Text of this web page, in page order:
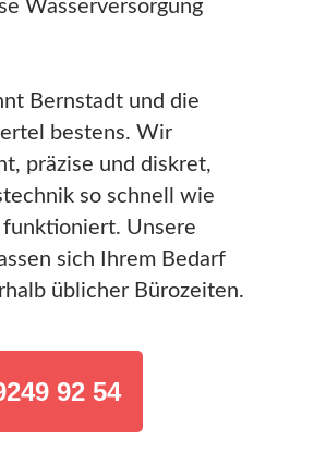
Wasserversorgung
Bernstadt und die
bestens. Wir
präzise und diskret,
so schnell wie
Unsere
sich Ihrem Bedarf
üblicher Bürozeiten.
92 54